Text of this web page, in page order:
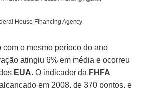
House Financing Agency
com o mesmo período do ano
atingiu 6% em média e ocorreu
EUA. O indicador da FHFA
em 2008, de 370 pontos, e